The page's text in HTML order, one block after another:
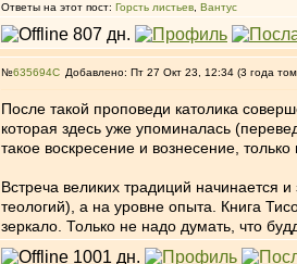
Ответы на этот пост: Горсть листьев Вантус
№635694 Добавлено: Пт 27 Окт 23, 12:34 (3 года
После такой проповеди католика
которая здесь уже упоминалась
такое воскресение и вознесение,
Встреча великих традиций начинается
теологий), а на уровне опыта. Книга
зеркало. Только не надо думать, что